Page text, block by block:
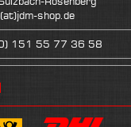
shop.de
151 55 77 36 58